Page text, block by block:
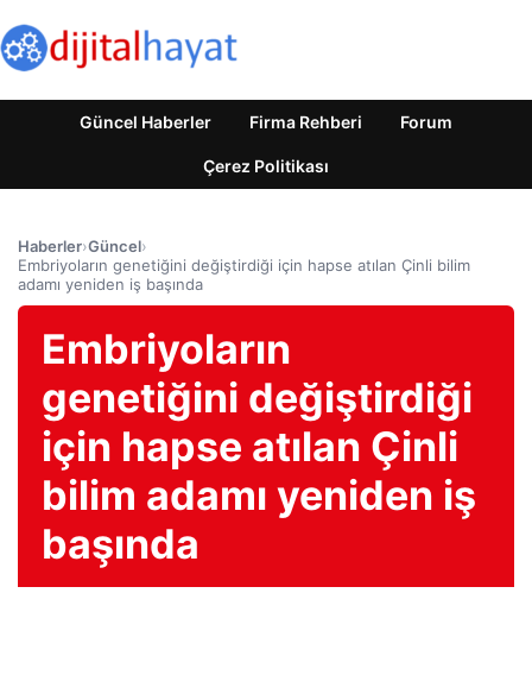
Güncel Haberler Firma Rehberi Forum
Çerez Politikası
Haberler›Güncel›
Embriyoların genetiğini değiştirdiği için hapse atılan Çinli bilim
adamı yeniden iş başında
Embriyoların
genetiğini değiştirdiği
için hapse atılan Çinli
bilim adamı yeniden iş
başında